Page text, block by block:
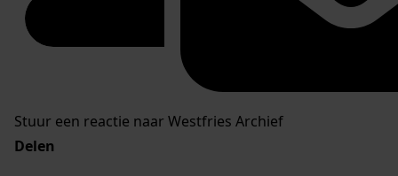
Stuur een reactie naar Westfries Archief
Delen